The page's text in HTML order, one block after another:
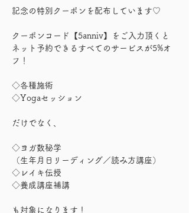
記念の特別クーポンを配布しています♡
クーポンコード【5anniv】をご入力頂くと
ネット予約できるすべてのサービスが5%オ
フ！
◇各種施術
◇Yogaセッション
だけでなく、
◇ヨガ数秘学
（生年月日リーディング／読み方講座）
◇レイキ伝授
◇養成講座補講
も対象になります！